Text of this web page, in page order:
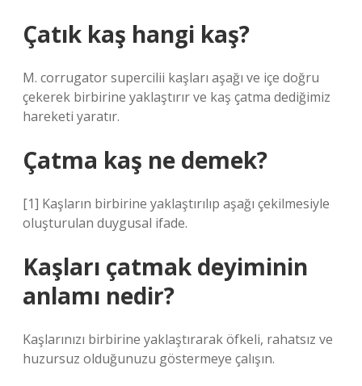
Çatık kaş hangi kaş?
M. corrugator supercilii kaşları aşağı ve içe doğru
çekerek birbirine yaklaştırır ve kaş çatma dediğimiz
hareketi yaratır.
Çatma kaş ne demek?
[1] Kaşların birbirine yaklaştırılıp aşağı çekilmesiyle
oluşturulan duygusal ifade.
Kaşları çatmak deyiminin
anlamı nedir?
Kaşlarınızı birbirine yaklaştırarak öfkeli, rahatsız ve
huzursuz olduğunuzu göstermeye çalışın.